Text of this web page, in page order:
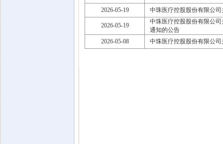
2026-05-19
中珠医疗控股股份有限公
2026-05-19
中珠医疗控股股份有限公
通知的公告
2026-05-08
中珠医疗控股股份有限公